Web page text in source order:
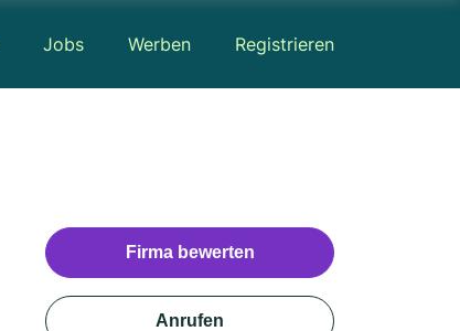
Jobs Werben Registrieren
Firma bewerten
Anrufen